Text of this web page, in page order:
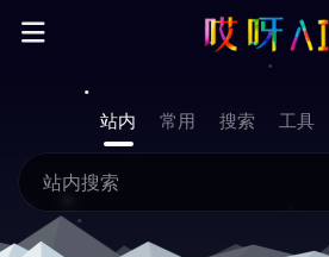
站内 常用 搜索 工具